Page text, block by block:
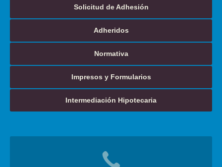
Solicitud de Adhesión
Adheridos
Normativa
Impresos y Formularios
Intermediación Hipotecaria